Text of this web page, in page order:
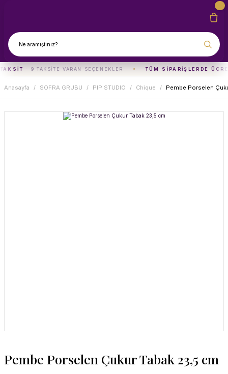
· 9 TAKSITE VARAN SEÇENEKLER TÜM SIPARIŞLERDE
Anasayfa SOFRA GRUBU PIP STUDIO Chique Pembe Porselen
Pembe Porselen Çukur Tabak 23,5 cm